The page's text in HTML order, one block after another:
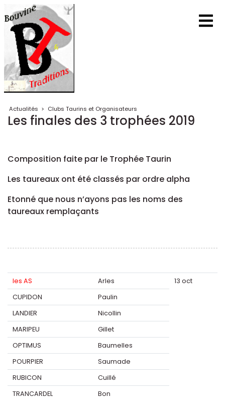
Actualités > Clubs Taurins et Organisateurs
Les finales des 3 trophées 2019
Composition faite par le Trophée Taurin
Les taureaux ont été classés par ordre alpha
Etonné que nous n’ayons pas les noms des
taureaux remplaçants
les AS Arles
13 oct
CUPIDON
Paulin
LANDIER
Nicollin
MARIPEU
Gillet
OPTIMUS
Baumelles
POURPIER
Saumade
RUBICON
Cuillé
TRANCARDEL
Bon